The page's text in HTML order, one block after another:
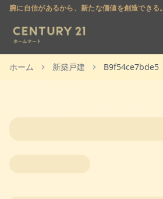
腕に自信があるから、新たな価値を創造できる。
ホーム 新築戸建 B9f54ce7bde5